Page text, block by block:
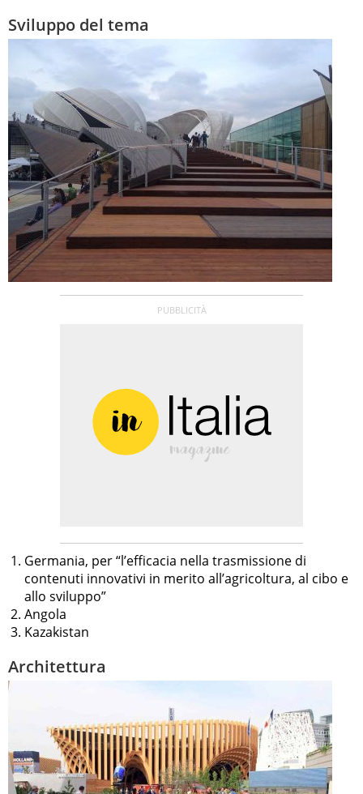
Sviluppo del tema
Germania, per “l’efficacia nella trasmissione di
contenuti innovativi in merito all’agricoltura, al cibo e
allo sviluppo”
Angola
Kazakistan
Architettura